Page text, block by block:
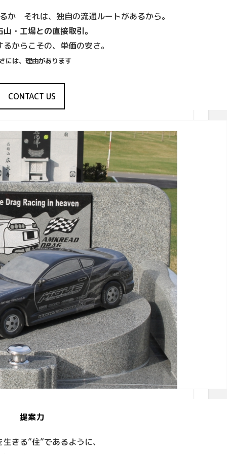
か それは、独自の流通ルートがあるから。
山・工場との直接取引。
からこその、単価の安さ。
には、理由があります
CONTACT US
提案力
きる”住”であるように、